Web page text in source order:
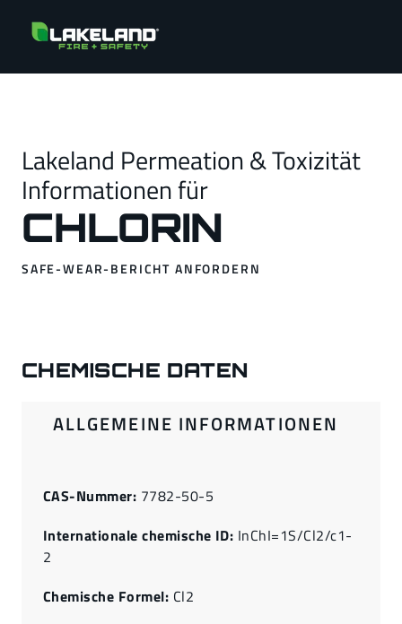
Lakeland Permeation & Toxizität
Informationen für
CHLORIN
SAFE-WEAR-BERICHT ANFORDERN
CHEMISCHE DATEN
ALLGEMEINE INFORMATIONEN
CAS-Nummer: 7782-50-5
Internationale chemische ID: InChI=1S/Cl2/c1-
2
Chemische Formel: Cl2